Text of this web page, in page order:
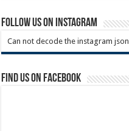
Follow us on Instagram
Can not decode the instagram json
Find us on Facebook